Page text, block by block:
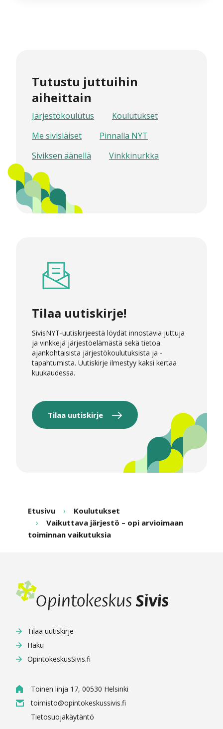
Tutustu juttuihin
aiheittain
Järjestökoulutus
Koulutukset
Me sivisläiset
Pinnalla NYT
Siviksen äänellä
Vinkkinurkka
Tilaa uutiskirje!
SivisNYT-uutiskirjeestä löydät innostavia juttuja
ja vinkkejä järjestöelämästä sekä tietoa
ajankohtaisista järjestökoulutuksista ja -
tapahtumista. Uutiskirje ilmestyy kaksi kertaa
kuukaudessa.
Tilaa uutiskirje
Etusivu
Koulutukset
Vaikuttava järjestö – opi arvioimaan
toiminnan vaikutuksia
Tilaa uutiskirje
Haku
OpintokeskusSivis.fi
Toinen linja 17, 00530 Helsinki
toimisto@opintokeskussivis.fi
Tietosuojakäytäntö